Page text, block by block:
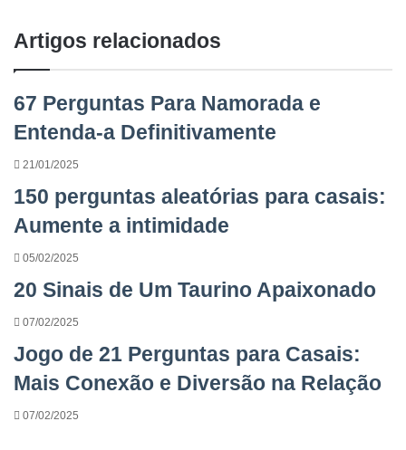
Artigos relacionados
67 Perguntas Para Namorada e
Entenda-a Definitivamente
21/01/2025
150 perguntas aleatórias para casais:
Aumente a intimidade
05/02/2025
20 Sinais de Um Taurino Apaixonado
07/02/2025
Jogo de 21 Perguntas para Casais:
Mais Conexão e Diversão na Relação
07/02/2025